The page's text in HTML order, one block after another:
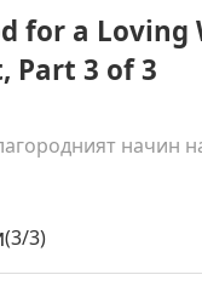
for a Loving
Part 3 of 3
начин
(3/3)